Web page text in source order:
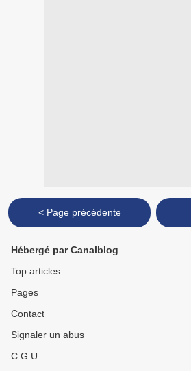
< Page précédente
Hébergé par Canalblog
Top articles
Pages
Contact
Signaler un abus
C.G.U.